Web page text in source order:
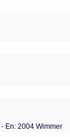
- En: 2004 Wimmer